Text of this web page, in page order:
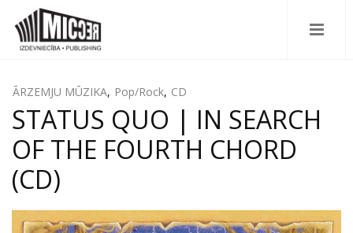
ĀRZEMJU MŪZIKA, Pop/Rock, CD
STATUS QUO | IN SEARCH
OF THE FOURTH CHORD
(CD)